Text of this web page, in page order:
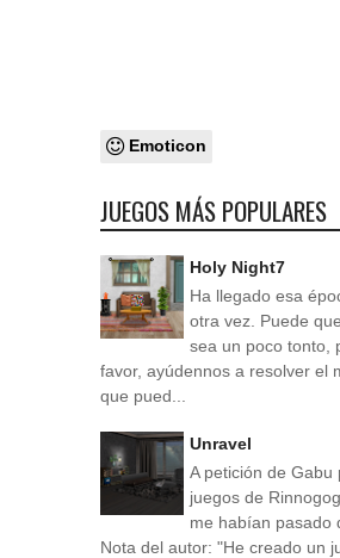
Emoticon
JUEGOS MÁS POPULARES
Holy Night7
Ha llegado esa
otra vez. Puede
sea un poco tonto,
favor, ayúdennos a resolver el
que pued...
Unravel
A petición de Gabu
juegos de
me habían pasado
Nota del autor: "He creado un